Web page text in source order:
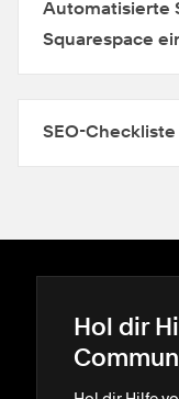
Automatisierte
Squarespace
SEO-Checkliste
Hol dir